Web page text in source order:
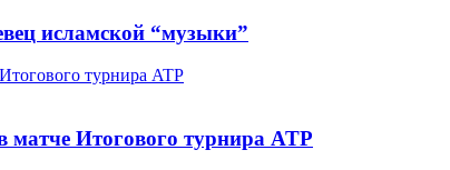
исламской “музыки”
турнира ATP
матче Итогового турнира ATP